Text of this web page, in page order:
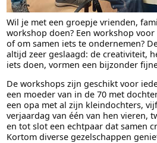
Wil je met een groepje vrienden,
workshop doen? Een workshop
of om samen iets te ondernemen?
altijd zeer geslaagd: de creativiteit,
iets doen, vormen een bijzonder
De workshops zijn geschikt voor
een moeder van in de 70 met
een opa met al zijn kleindochters,
verjaardag van één van hen vieren,
en tot slot een echtpaar dat samen
Kortom diverse gezelschappen